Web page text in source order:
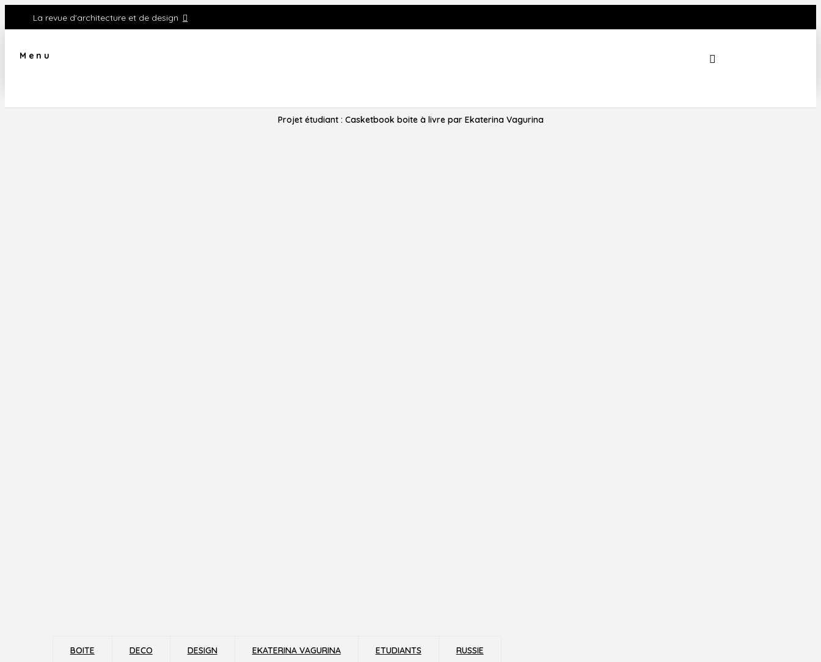
La revue d'architecture et de design
Menu
Projet étudiant : Casketbook boite à livre par Ekaterina Vagurina
BOITE DECO DESIGN EKATERINA VAGURINA ETUDIANTS RUSSIE